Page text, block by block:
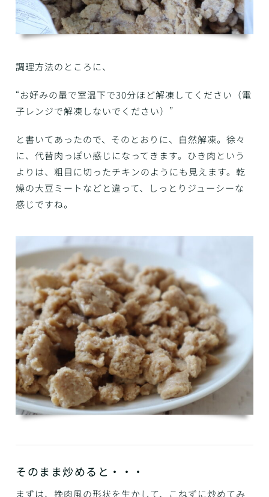
調理方法のところに、
“お好みの量で室温下で30分ほど解凍してください（電
子レンジで解凍しないでください）”
と書いてあったので、そのとおりに、自然解凍。徐々
に、代替肉っぽい感じになってきます。ひき肉という
よりは、粗目に切ったチキンのようにも見えます。乾
燥の大豆ミートなどと違って、しっとりジューシーな
感じですね。
そのまま炒めると・・・
まずは、挽肉風の形状を生かして、こねずに炒めてみ